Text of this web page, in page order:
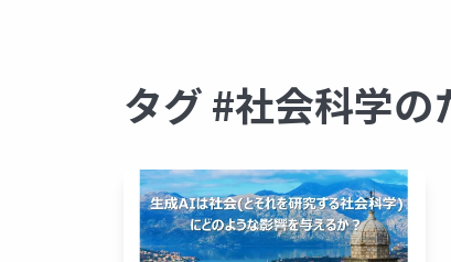
タグ #社会科学